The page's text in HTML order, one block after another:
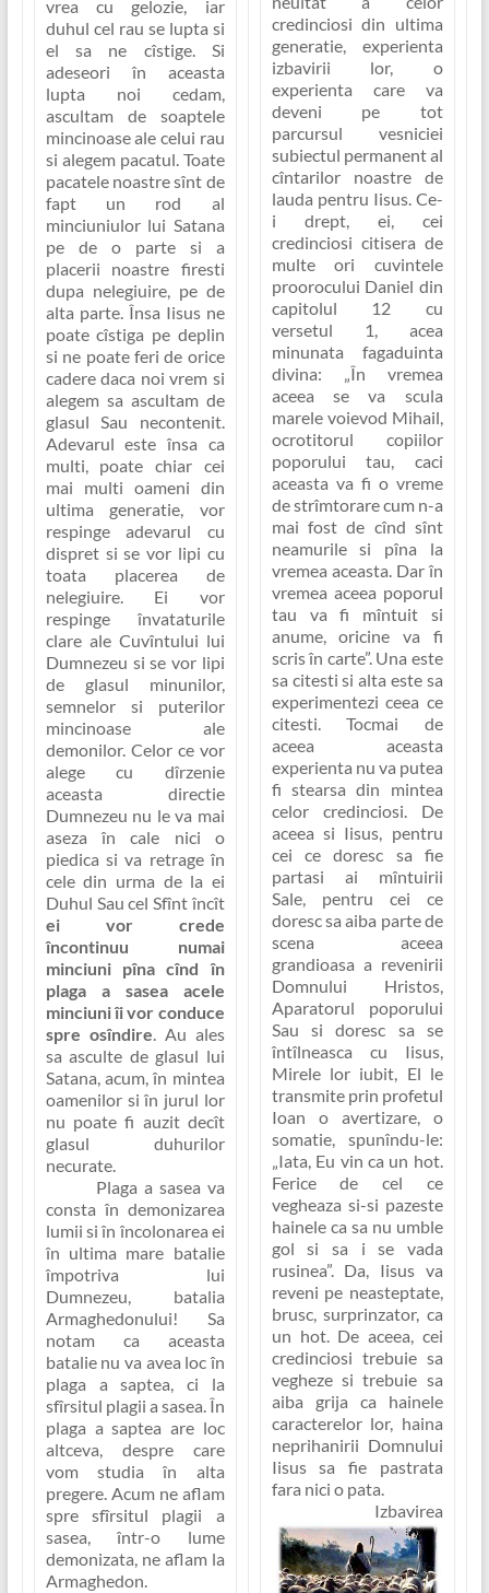
vrea cu gelozie, iar
duhul cel rau se lupta si
el sa ne cîstige.Si
adeseori în aceasta
lupta noi cedam,
ascultam de soaptele
mincinoase ale celui rau
si alegem pacatul. Toate
pacatele noastre sînt de
fapt un rod al
minciuniulor lui Satana
pe de o parte si a
placerii noastre firesti
dupa nelegiuire, pe de
alta parte. Însa Iisus ne
poate cîstiga pe deplin
si ne poate feri de orice
cadere daca noi vrem si
alegem sa ascultam de
glasul Sau necontenit.
Adevarul este însa ca
multi, poate chiar cei
mai multi oameni din
ultima generatie, vor
respinge adevarul cu
dispret sise vor lipi cu
toata placerea de
nelegiuire. Ei vor
respinge învataturile
clare ale Cuvîntului lui
Dumnezeu si se vor lipi
de glasul minunilor,
semnelor si puterilor
mincinoase ale
demonilor. Celor ce vor
alege cu dîrzenie
aceasta directie
Dumnezeu nu le va mai
aseza în cale nici o
piedica si va retrage în
cele din urma de la ei
Duhul Sau cel Sfînt încît
ei vor crede
încontinuu numai
minciuni pîna cînd în
plaga a sasea acele
minciuni îi vor conduce
spre osîndire. Au ales
sa asculte de glasul lui
Satana, acum, în mintea
oamenilor si în jurul lor
nu poate fi auzit decît
glasul duhurilor
necurate.
Plaga a sasea va
consta în demonizarea
lumii si în încolonarea ei
în ultima mare batalie
împotriva lui
Dumnezeu, batalia
Armaghedonului! Sa
notam ca aceasta
batalie nu va avea loc în
plaga a saptea, ci la
sfîrsitul plagii a sasea. În
plaga a saptea are loc
altceva, despre care
vom studia în alta
pregere. Acum ne aflam
spre sfîrsitul plagii a
sasea, într-o lume
demonizata, ne aflam la
Armaghedon.
credinciosi din ultima
generatie, experienta
izbavirii lor, o
experienta care va
deveni pe tot
parcursul vesniciei
subiectul permanent al
cîntarilor noastre de
lauda pentru Iisus. Ce-
i drept, ei, cei
credinciosi citisera de
multe ori cuvintele
proorocului Daniel din
capitolul 12 cu
versetul 1, acea
minunata fagaduinta
divina: „În vremea
aceea se va scula
marele voievod Mihail,
ocrotitorul copiilor
poporului tau, caci
aceasta va fi o vreme
de strîmtorare cum n-a
mai fost de cînd sînt
neamurile si pîna la
vremea aceasta. Dar în
vremea aceea poporul
tau va fi mîntuit si
anume, oricine va fi
scris în carte”. Una este
sa citesti si alta este sa
experimentezi ceea ce
citesti. Tocmai de
aceea aceasta
experienta nu va putea
fi stearsa din mintea
celor credinciosi. De
aceea si Iisus, pentru
cei ce doresc sa fie
partasi ai mîntuirii
Sale, pentru cei ce
doresc sa aiba parte de
scena aceea
grandioasa a revenirii
Domnului Hristos,
Aparatorul poporului
Sau si doresc sa se
întîlneasca cu Iisus,
Mirele lor iubit, El le
transmite prin profetul
Ioan o avertizare, o
somatie, spunîndu-le:
„Iata, Eu vin ca un hot.
Ferice de cel ce
vegheaza si-si pazeste
hainele ca sa nu umble
gol si sa i se vada
rusinea”. Da, Iisus va
reveni pe neasteptate,
brusc, surprinzator, ca
un hot. De aceea, cei
credinciosi trebuie sa
vegheze si trebuie sa
aiba grija ca hainele
caracterelor lor, haina
neprihanirii Domnului
Iisus sa fie pastrata
fara nici o pata.
Izbavirea